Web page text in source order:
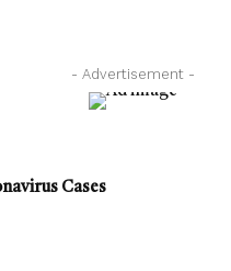
- Advertisement -
Cases